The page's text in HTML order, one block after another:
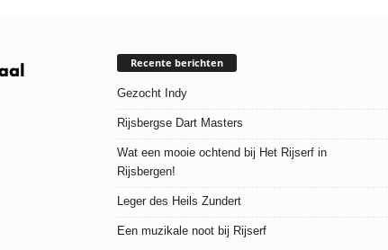
Recente berichten
Gezocht Indy
Rijsbergse Dart Masters
Wat een mooie ochtend bij Het Rijserf in
Rijsbergen!
Leger des Heils Zundert
Een muzikale noot bij Rijserf